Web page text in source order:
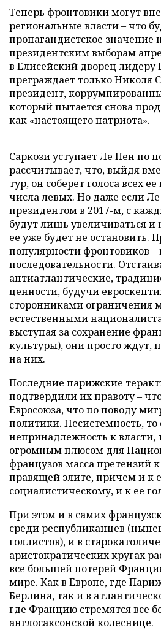
Теперь фронтовики могут
региональные власти – что
пропагандистское значение
президентским выборам
в Елисейский дворец лидеру
преграждает только Николя
президент,
который пытается снова
как «настоящего патриота».
Саркози уступает Ле Пен по
рассчитывает, что, выйдя
тур, он соберет голоса всех
числа левых. Но даже если
президентом в 2017-м, с
будут лишь увеличиваться и
ее уже будет не остановить.
популярности фронтовиков –
последовательности.
антиатлантические,
ценности, будучи
сторонниками ограничения
естественными
выступая за сохранение
культуры), они просто ждут,
на них.
Последние парижские
подтвердили их правоту –
Евросоюза, что по поводу
политики. Несистемность, то
непринадлежность к власти,
огромным плюсом для
французов масса претензий
правящей элите, причем и к
социалистическому, и к ее
При этом и в самих
среди республиканцев
голлистов), и в
аристократических кругах
все большей потерей
мире. Как в Европе, где
Берлина, так и в
где Францию стремятся все
англосаксонской колеснице.